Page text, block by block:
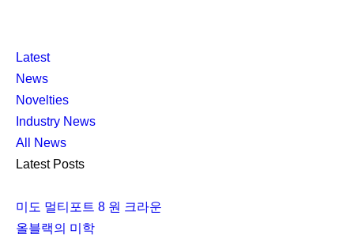
K
L
O
C
C
A
닫
기
K
L
O
C
C
A
Latest
News
Novelties
Industry News
All News
Latest Posts
미도 멀티포트 8 원 크라운
올블랙의 미학